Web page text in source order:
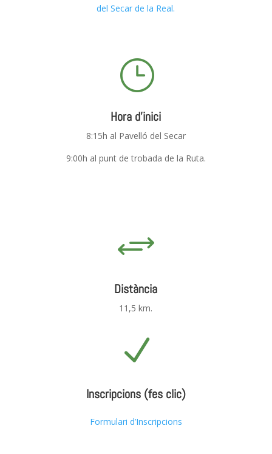
del Secar de la Real.
}
Hora d'inici
8:15h al Pavelló del Secar
9:00h al punt de trobada de la Ruta.
+
Distància
11,5 km.
N
Inscripcions (fes clic)
Formulari d’Inscripcions